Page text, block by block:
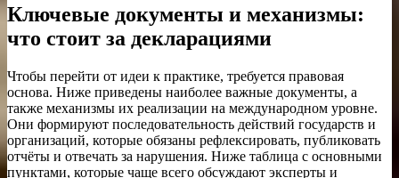
Ключевые документы и механизмы:
что стоит за декларациями
Чтобы перейти от идеи к практике, требуется правовая
основа. Ниже приведены наиболее важные документы, а
также механизмы их реализации на международном уровне.
Они формируют последовательность действий государств и
организаций, которые обязаны рефлексировать, публиковать
отчёты и отвечать за нарушения. Ниже таблица с основными
пунктами, которые чаще всего обсуждают эксперты и